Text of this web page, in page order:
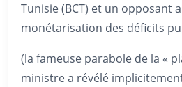
Tunisie (BCT) et un opposant
monétarisation des déficits
(la fameuse parabole de la «
ministre a révélé